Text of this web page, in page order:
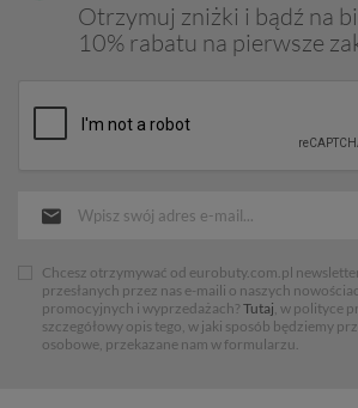
Otrzymuj zniżki i bądź na
10% rabatu na pierwsze
Chcesz otrzymywać od eurobuty.com.pl
przesłanych przez nas e-maili o naszych
promocyjnych i wyprzedażach? Tutaj, w polityce
szczegółowy opis tego, w jaki sposób będziemy
osobowe, przekazane nam w formularzu.